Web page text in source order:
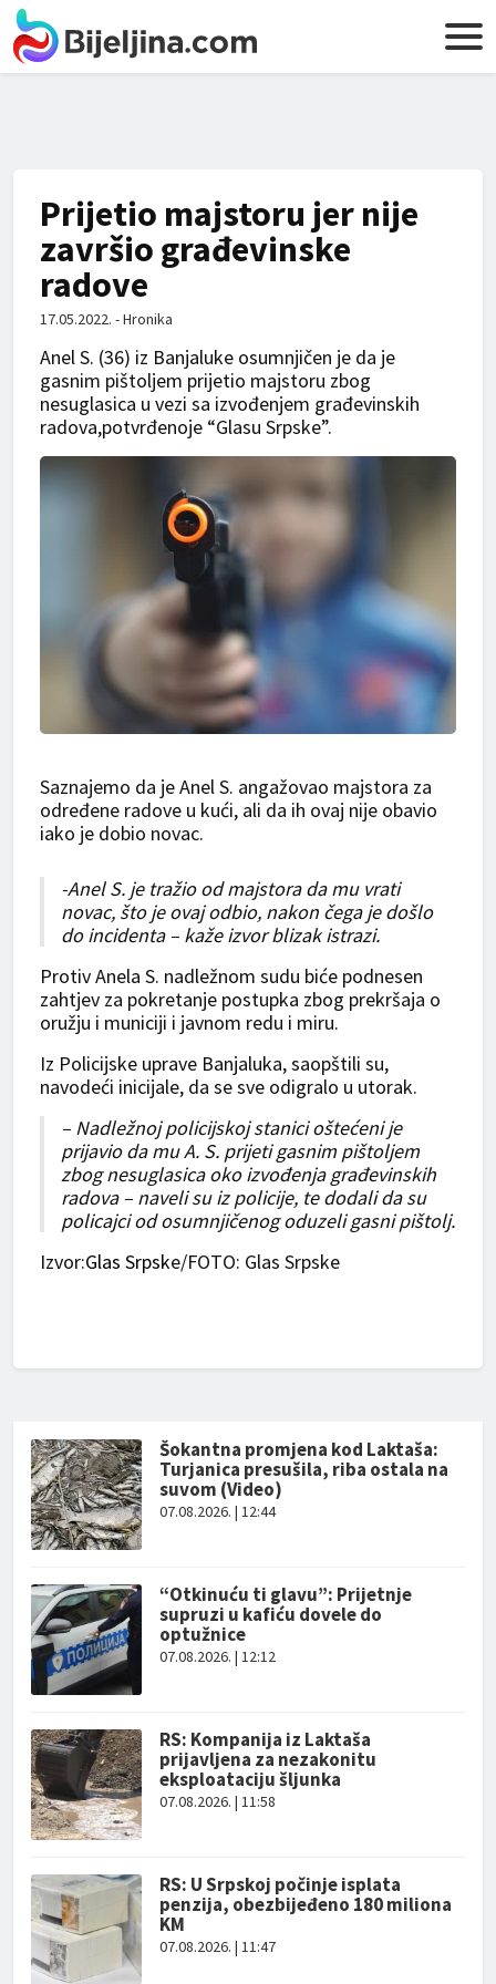
Prijetio majstoru jer nije
završio građevinske
radove
17.05.2022. - Hronika
Anel S. (36) iz Banjaluke osumnjičen je da je
gasnim pištoljem prijetio majstoru zbog
nesuglasica u vezi sa izvođenjem građevinskih
radova,potvrđenoje “Glasu Srpske”.
Saznajemo da je Anel S. angažovao majstora za
određene radove u kući, ali da ih ovaj nije obavio
iako je dobio novac.
-Anel S. je tražio od majstora da mu vrati
novac, što je ovaj odbio, nakon čega je došlo
do incidenta – kaže izvor blizak istrazi.
Protiv Anela S. nadležnom sudu biće podnesen
zahtjev za pokretanje postupka zbog prekršaja o
oružju i municiji i javnom redu i miru.
Iz Policijske uprave Banjaluka, saopštili su,
navodeći inicijale, da se sve odigralo u utorak.
– Nadležnoj policijskoj stanici oštećeni je
prijavio da mu A. S. prijeti gasnim pištoljem
zbog nesuglasica oko izvođenja građevinskih
radova – naveli su iz policije, te dodali da su
policajci od osumnjičenog oduzeli gasni pištolj.
Izvor:Glas Srpske/FOTO: Glas Srpske
Šokantna promjena kod Laktaša:
Turjanica presušila, riba ostala na
suvom (Video)
07.08.2026. | 12:44
“Otkinuću ti glavu”: Prijetnje
supruzi u kafiću dovele do
optužnice
07.08.2026. | 12:12
RS: Kompanija iz Laktaša
prijavljena za nezakonitu
eksploataciju šljunka
07.08.2026. | 11:58
RS: U Srpskoj počinje isplata
penzija, obezbijeđeno 180 miliona
KM
07.08.2026. | 11:47